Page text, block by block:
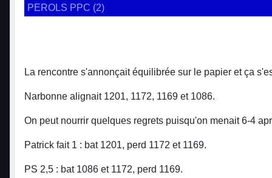
PEROLS PPC (2)
La rencontre s'annonçait équilibrée sur le papier et ça
Narbonne alignait 1201, 1172, 1169 et 1086.
On peut nourrir quelques regrets puisqu'on menait 6-4
Patrick fait 1 : bat 1201, perd 1172 et 1169.
PS 2,5 : bat 1086 et 1172, perd 1169.